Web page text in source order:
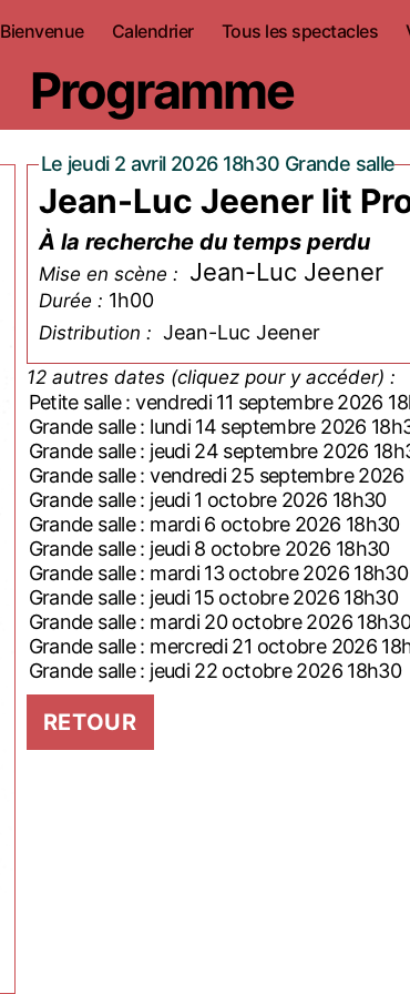
Bienvenue Calendrier Tous les spectacles
Programme
Le jeudi 2 avril 2026 18h30 Grande salle
Jean-Luc Jeener lit
À la recherche du temps perdu
Mise en scène : Jean-Luc Jeener
Durée : 1h00
Distribution : Jean-Luc Jeener
12 autres dates (cliquez pour y accéder) :
Petite salle : vendredi 11 septembre 2026
Grande salle : lundi 14 septembre 2026
Grande salle : jeudi 24 septembre 2026
Grande salle : vendredi 25 septembre 2026
Grande salle : jeudi 1 octobre 2026 18h30
Grande salle : mardi 6 octobre 2026 18h30
Grande salle : jeudi 8 octobre 2026 18h30
Grande salle : mardi 13 octobre 2026 18h30
Grande salle : jeudi 15 octobre 2026 18h30
Grande salle : mardi 20 octobre 2026
Grande salle : mercredi 21 octobre 2026
Grande salle : jeudi 22 octobre 2026 18h30